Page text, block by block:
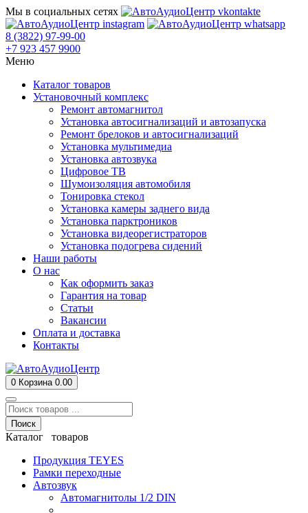
Мы в социальных сетях
8 (3822) 97-99-00
+7 923 457 9900
Меню
Каталог товаров
Установочный комплекс
Ремонт автомагнитол
Установка автосигнализаций и автозапуска
Ремонт брелоков и автосигнализаций
Установка мультимедиа
Установка автозвука
Цифровое ТВ
Шумоизоляция автомобиля
Тонировка стекол
Установка камеры заднего вида
Установка парктроников
Установка видеорегистраторов
Установка подогрева сидений
Наши работы
О нас
Как оформить заказ
Гарантия на товар
Статьи
Вакансии
Оплата и доставка
Контакты
0 Корзина 0.00
Поиск
Каталог товаров
Продукция TEYES
Рамки переходные
Автозвук
Автомагнитолы 1/2 DIN